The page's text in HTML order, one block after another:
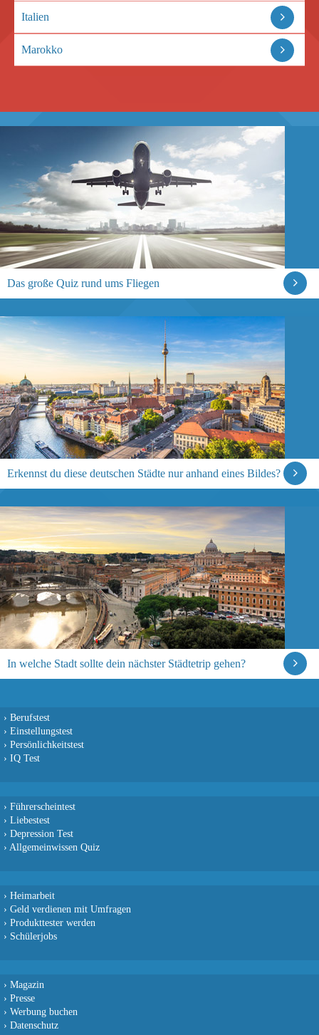
Italien
Marokko
Das große Quiz rund ums Fliegen
Erkennst du diese deutschen Städte nur anhand eines Bildes?
In welche Stadt sollte dein nächster Städtetrip gehen?
› Berufstest
› Einstellungstest
› Persönlichkeitstest
› IQ Test
› Führerscheintest
› Liebestest
› Depression Test
› Allgemeinwissen Quiz
› Heimarbeit
› Geld verdienen mit Umfragen
› Produkttester werden
› Schülerjobs
› Magazin
› Presse
› Werbung buchen
› Datenschutz